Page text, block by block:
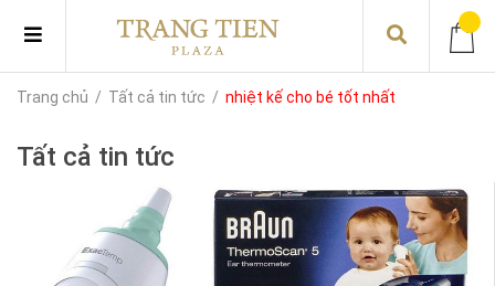
Trang chủ / Tất cả tin tức / nhiệt kế cho bé tốt nhất
Tất cả tin tức